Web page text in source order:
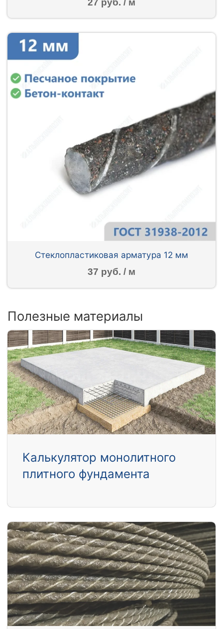
27 руб. / м
Стеклопластиковая арматура 12 мм
37 руб. / м
Полезные материалы
Калькулятор монолитного
плитного фундамента